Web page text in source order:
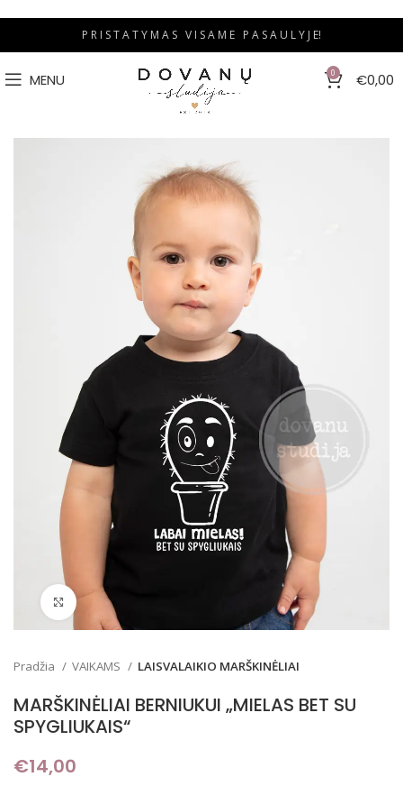
P R I S T A T Y M A S V I S A M E P A S A U L Y J E!
MENU 0 €0,00
Padidinti
Pradžia VAIKAMS LAISVALAIKIO MARŠKINĖLIAI
MARŠKINĖLIAI BERNIUKUI „MIELAS BET SU
SPYGLIUKAIS“
€14,00